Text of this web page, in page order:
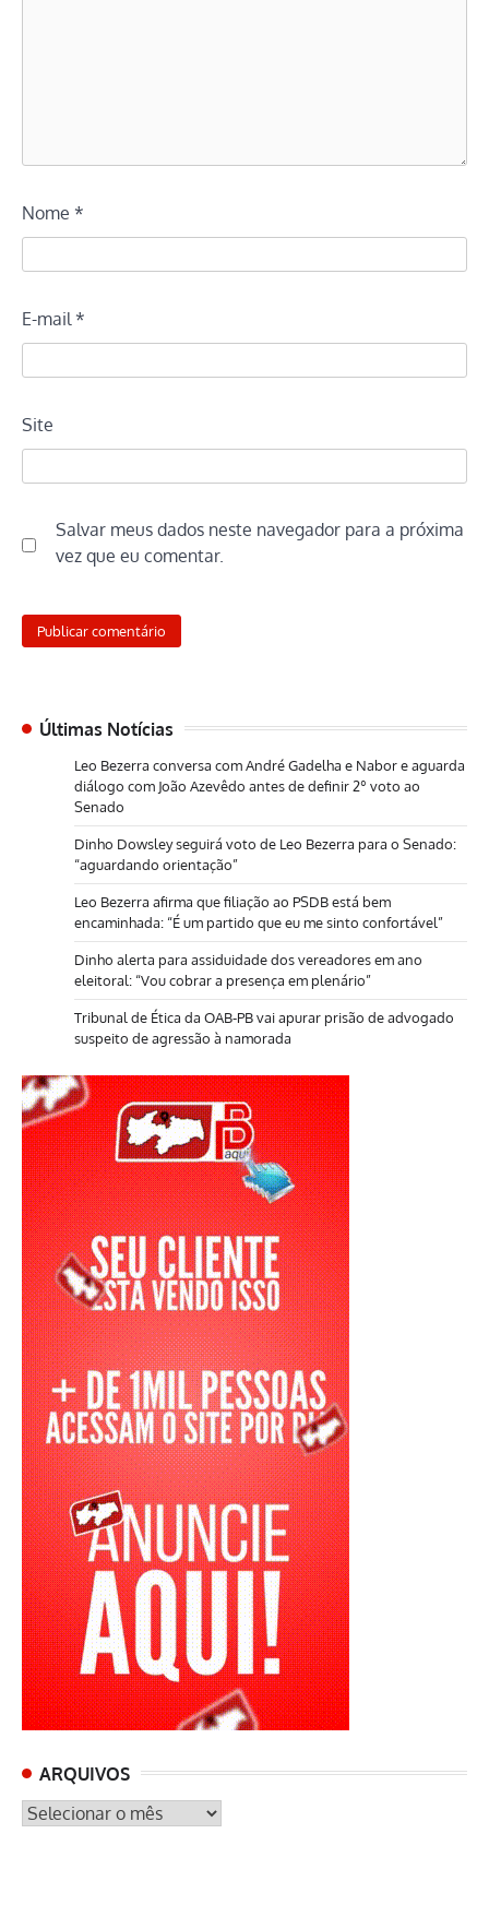
Nome *
E-mail*
Site
Salvar meus dados neste navegador para a próxima
vez que eu comentar.
Últimas Notícias
Leo Bezerra conversa com André Gadelha e Nabor e aguarda
diálogo com João Azevêdo antes de definir 2º voto ao
Senado
Dinho Dowsley seguirá voto de Leo Bezerra para o Senado:
“aguardando orientação”
Leo Bezerra afirma que filiação ao PSDB está bem
encaminhada: “É um partido que eu me sinto confortável”
Dinho alerta para assiduidade dos vereadores em ano
eleitoral: “Vou cobrar a presença em plenário”
Tribunal de Ética da OAB-PB vai apurar prisão de advogado
suspeito de agressão à namorada
ARQUIVOS
ARQUIVOS